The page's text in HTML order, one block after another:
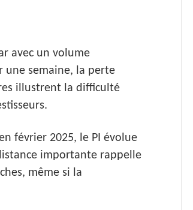
avec un volume
une semaine, la perte
illustrent la difficulté
février 2025, le PI évolue
importante rappelle
même si la